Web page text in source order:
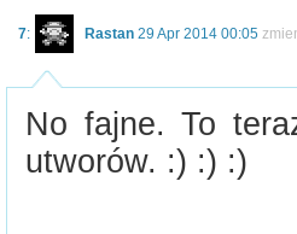
7: Rastan 29 Apr 2014 00:05
No fajne. To
utworów. :) :) :)